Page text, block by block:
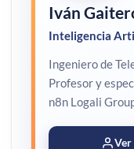
Iván
Inteligencia
Ingeniero de
Profesor y
n8n Logali
Ver